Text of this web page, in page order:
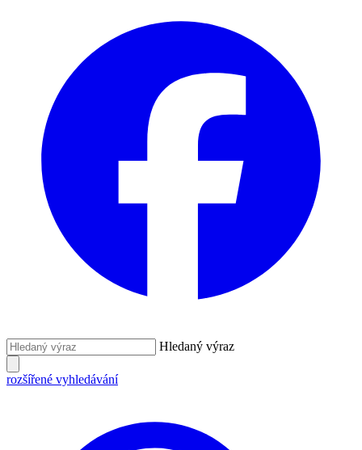
Hledaný výraz
rozšířené vyhledávání